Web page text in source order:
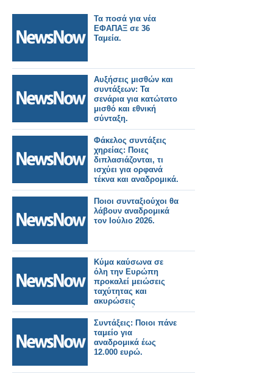
Τα ποσά για νέα
ΕΦΑΠΑΞ σε 36
Ταμεία.
Αυξήσεις μισθών και
συντάξεων: Τα
σενάρια για κατώτατο
μισθό και εθνική
σύνταξη.
Φάκελος συντάξεις
χηρείας: Ποιες
διπλασιάζονται, τι
ισχύει για ορφανά
τέκνα και αναδρομικά.
Ποιοι συνταξιούχοι θα
λάβουν αναδρομικά
τον Ιούλιο 2026.
Κύμα καύσωνα σε
όλη την Ευρώπη
προκαλεί μειώσεις
ταχύτητας και
ακυρώσεις
δρομολογίων στις
σιδηροδρομικές
γραμμές.
Συντάξεις: Ποιοι πάνε
ταμείο για
αναδρομικά έως
12.000 ευρώ.